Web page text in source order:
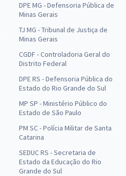
DPE MG - Defensoria Pública de
Minas Gerais
TJ MG - Tribunal de Justiça de
Minas Gerais
CGDF - Controladoria Geral do
Distrito Federal
DPE RS - Defensoria Pública do
Estado do Rio Grande do Sul
MP SP - Ministério Público do
Estado de São Paulo
PM SC - Polícia Militar de Santa
Catarina
SEDUC RS - Secretaria de
Estado da Educação do Rio
Grande do Sul